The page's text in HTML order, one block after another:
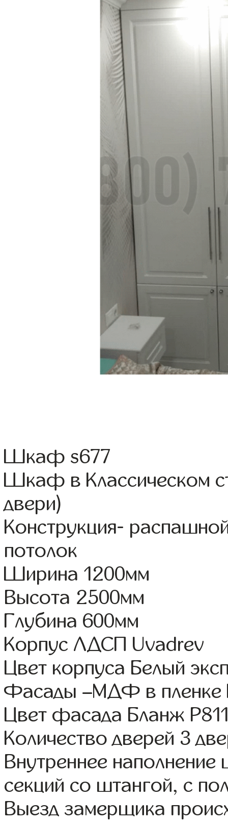
Шкаф s677
Шкаф в Классическом
двери)
Конструкция-
потолок
Ширина 1200мм
Высота 2500мм
Глубина 600мм
Корпус ЛДСП Uvadrev
Цвет корпуса Белый
Фасады –МДФ в пленке
Цвет фасада Бланж
Количество дверей 3
Внутреннее
секций со штангой, с
Выезд замерщика